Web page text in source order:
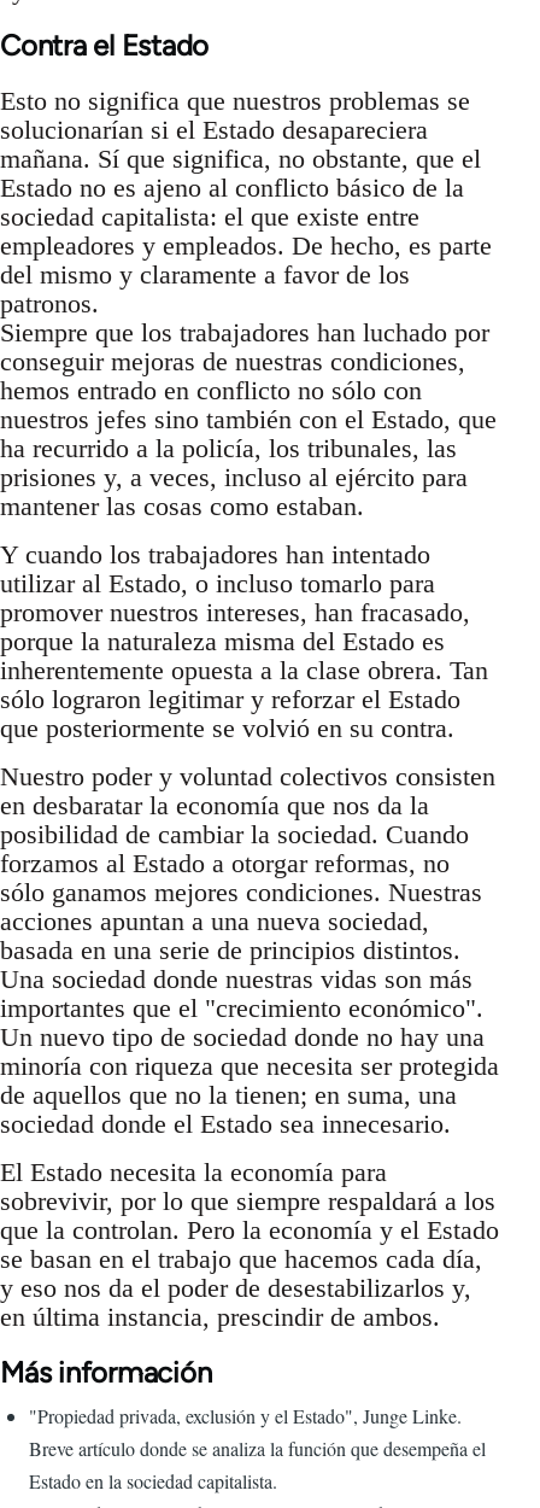
Contra el Estado
Esto no significa que nuestros problemas se
solucionarían si el Estado desapareciera
mañana. Sí que significa, no obstante, que el
Estado no es ajeno al conflicto básico de la
sociedad capitalista: el que existe entre
empleadores y empleados. De hecho, es parte
del mismo y claramente a favor de los
patronos.
Siempre que los trabajadores han luchado por
conseguir mejoras de nuestras condiciones,
hemos entrado en conflicto no sólo con
nuestros jefes sino también con el Estado, que
ha recurrido a la policía, los tribunales, las
prisiones y, a veces, incluso al ejército para
mantener las cosas como estaban.
Y cuando los trabajadores han intentado
utilizar al Estado, o incluso tomarlo para
promover nuestros intereses, han fracasado,
porque la naturaleza misma del Estado es
inherentemente opuesta a la clase obrera. Tan
sólo lograron legitimar y reforzar el Estado
que posteriormente se volvió en su contra.
Nuestro poder y voluntad colectivos consisten
en desbaratar la economía que nos da la
posibilidad de cambiar la sociedad. Cuando
forzamos al Estado a otorgar reformas, no
sólo ganamos mejores condiciones. Nuestras
acciones apuntan a una nueva sociedad,
basada en una serie de principios distintos.
Una sociedad donde nuestras vidas son más
importantes que el "crecimiento económico".
Un nuevo tipo de sociedad donde no hay una
minoría con riqueza que necesita ser protegida
de aquellos que no la tienen; en suma, una
sociedad donde el Estado sea innecesario.
El Estado necesita la economía para
sobrevivir, por lo que siempre respaldará a los
que la controlan. Pero la economía y el Estado
se basan en el trabajo que hacemos cada día,
y eso nos da el poder de desestabilizarlos y,
en última instancia, prescindir de ambos.
Más información
"Propiedad privada, exclusión y el Estado", Junge Linke.
Breve artículo donde se analiza la función que desempeña el
Estado en la sociedad capitalista.